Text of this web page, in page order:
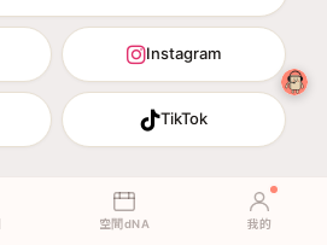
Instagram
TikTok
空間dNA 我的